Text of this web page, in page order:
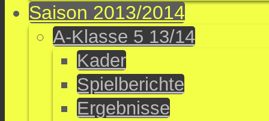
Saison 2013/2014
A-Klasse 5 13/14
Kader
Spielberichte
Ergebnisse